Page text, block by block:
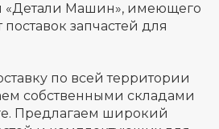
«Детали Машин», имеющего
запчастей для
по всей территории
собственными складами
Предлагаем широкий